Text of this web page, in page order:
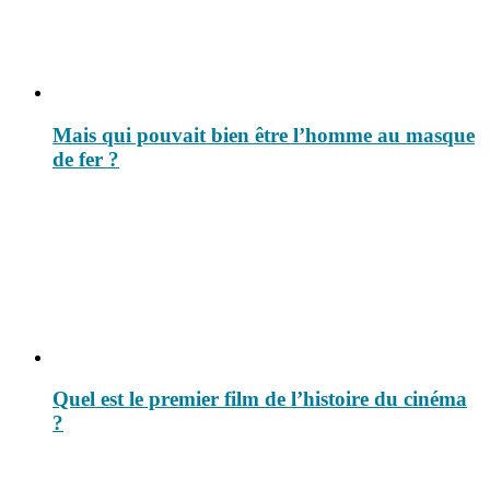
Mais qui pouvait bien être l’homme au masque
de fer ?
Quel est le premier film de l’histoire du cinéma
?